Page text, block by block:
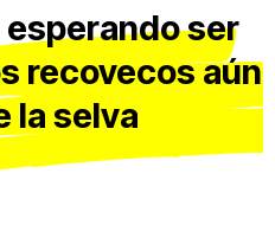
esperando ser
recovecos aún
la selva